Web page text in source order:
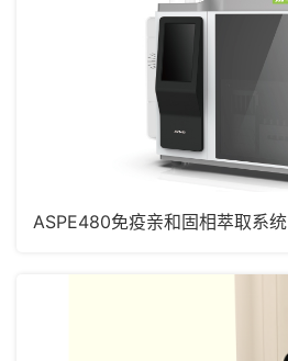
ASPE480免疫亲和固相萃取系统